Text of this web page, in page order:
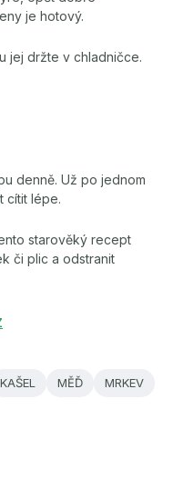
je hotový.
jej držte v chladničce.
denně. Už po jednom
cítit lépe.
starověký recept
či plic a odstranit
KAŠEL MĚĎ
MRKEV